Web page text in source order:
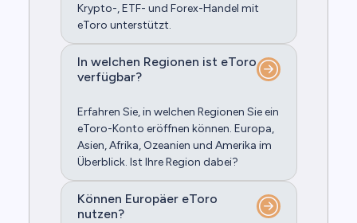
Krypto-, ETF- und Forex-Handel mit
eToro unterstützt.
In welchen Regionen ist eToro
verfügbar?
Erfahren Sie, in welchen Regionen Sie ein
eToro-Konto eröffnen können. Europa,
Asien, Afrika, Ozeanien und Amerika im
Überblick. Ist Ihre Region dabei?
Können Europäer eToro
nutzen?